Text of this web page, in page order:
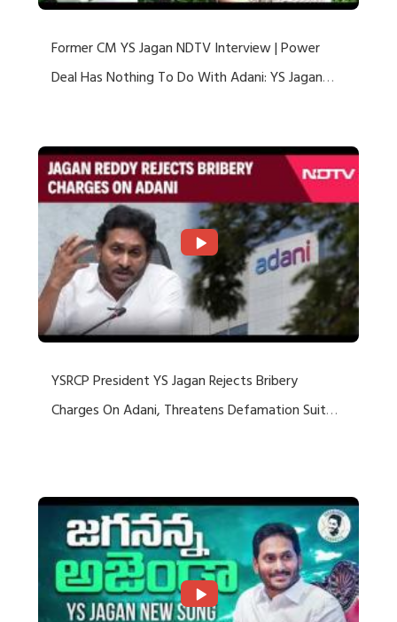
Former CM YS Jagan NDTV Interview | Power
Deal Has Nothing To Do With Adani: YS Jagan
YSRCP President YS Jagan Rejects Bribery
Charges On Adani, Threatens Defamation Suit